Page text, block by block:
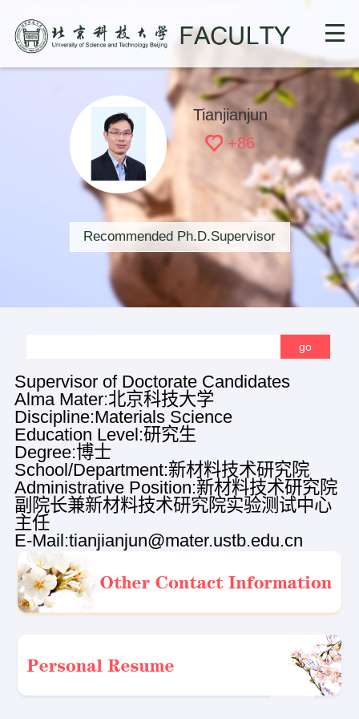
Tianjianjun
+86
Recommended Ph.D.Supervisor
Supervisor of Doctorate Candidates
Alma Mater:北京科技大学
Discipline:Materials Science
Education Level:研究生
Degree:博士
School/Department:新材料技术研究院
Administrative Position:新材料技术研究院
副院长兼新材料技术研究院实验测试中心
主任
E-Mail:tianjianjun@mater.ustb.edu.cn